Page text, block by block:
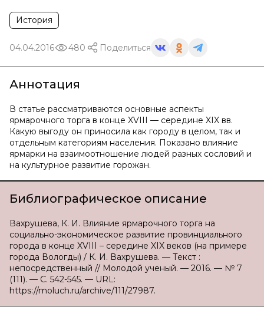
История
04.04.2016 480 Поделиться
Аннотация
В статье рассматриваются основные аспекты
ярмарочного торга в конце XVIII — середине XIX вв.
Какую выгоду он приносила как городу в целом, так и
отдельным категориям населения. Показано влияние
ярмарки на взаимоотношение людей разных сословий и
на культурное развитие горожан.
Библиографическое описание
Вахрушева, К. И. Влияние ярмарочного торга на
социально-экономическое развитие провинциального
города в конце XVIII – середине XIX веков (на примере
города Вологды) / К. И. Вахрушева. — Текст :
непосредственный // Молодой ученый. — 2016. — № 7
(111). — С. 542-545. — URL:
https://moluch.ru/archive/111/27987.